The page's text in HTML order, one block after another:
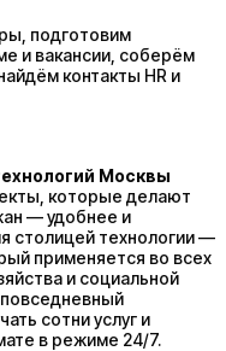
подготовим
и вакансии, соберём
контакты HR и
Москвы
которые делают
— удобнее и
столицей технологии —
применяется во всех
и социальной
сотни услуг и
в режиме 24/7.